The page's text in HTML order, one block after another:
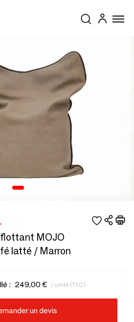
MOJO
latté / Marron
: 249,00 € / unité (TTC)
un devis